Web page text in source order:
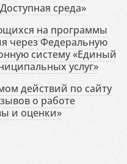
среда»
на программы
через Федеральную
систему «Единый
услуг»
действий по сайту
о работе
и оценки»